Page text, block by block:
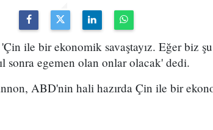
ile bir ekonomik savaştayız. Eğer biz
sonra egemen olan onlar olacak' dedi.
ABD'nin hali hazırda Çin ile bir